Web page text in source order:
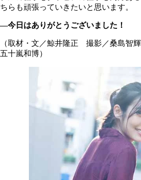
ちらも頑張っていきたいと思います。
―今日はありがとうございました！
（取材・文／鯨井隆正 撮影／桑島智
五十嵐和博）